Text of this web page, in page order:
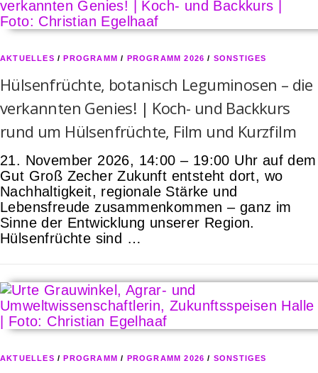
AKTUELLES /PROGRAMM / PROGRAMM 2026 / SONSTIGES
Hülsenfrüchte, botanisch Leguminosen – die
verkannten Genies! | Koch- und Backkurs
rund um Hülsenfrüchte, Film und Kurzfilm
21. November 2026, 14:00 – 19:00 Uhr auf dem
Gut Groß Zecher Zukunft entsteht dort, wo
Nachhaltigkeit, regionale Stärke und
Lebensfreude zusammenkommen – ganz im
Sinne der Entwicklung unserer Region.
Hülsenfrüchte sind …
AKTUELLES /PROGRAMM / PROGRAMM 2026 / SONSTIGES